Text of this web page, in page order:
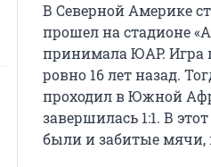
В Северной Америке
прошел на стадионе
принимала ЮАР. Игра
ровно 16 лет назад.
проходил в Южной
завершилась 1:1. В
были и забитые мячи,